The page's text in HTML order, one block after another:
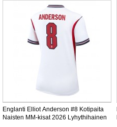
Englanti Elliot Anderson #8 Kotipaita
Naisten MM-kisat 2026 Lyhythihainen